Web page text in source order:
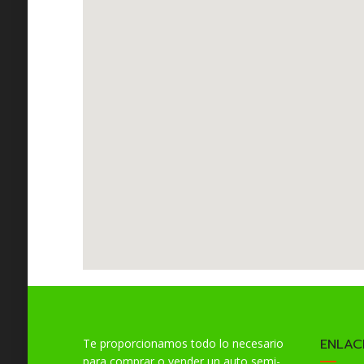
Te proporcionamos todo lo necesario